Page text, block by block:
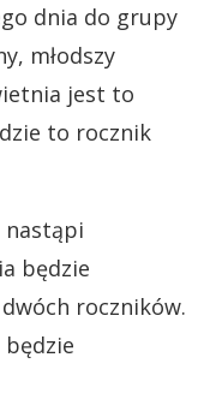
dnia do grupy
młodszy
jest to
to rocznik
nastąpi
będzie
roczników.